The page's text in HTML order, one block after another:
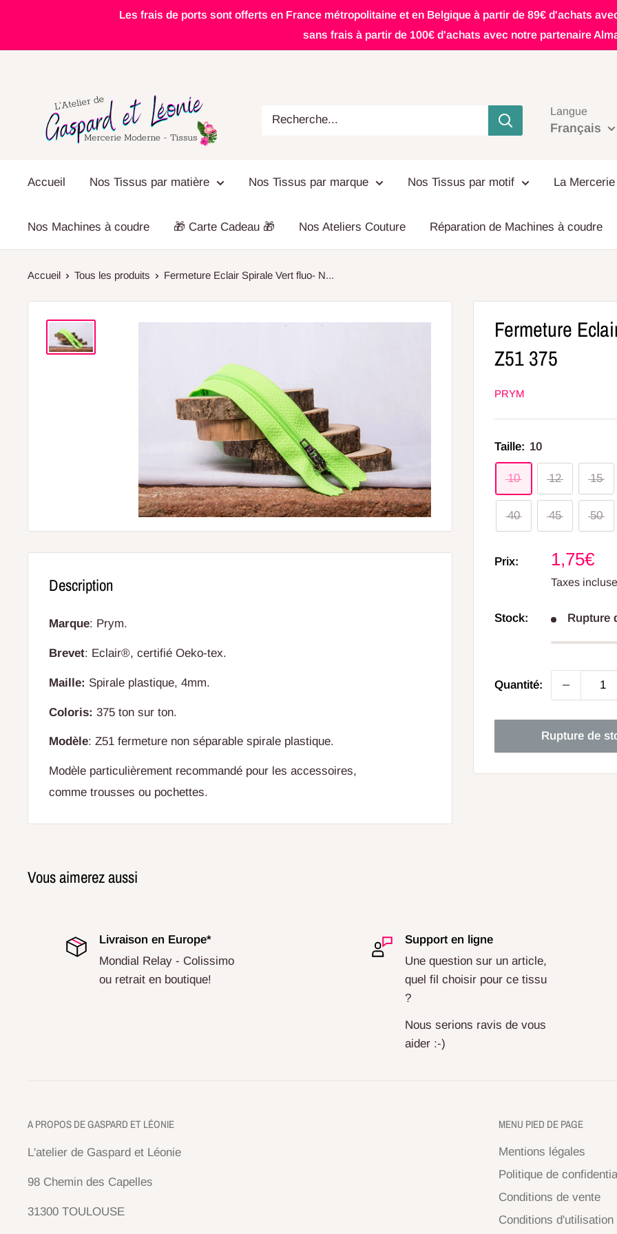
contenu
Les frais de ports sont offerts en France métropolitaine et en Belgique à partir de 89€ d'achats
sans frais à partir de 100€ d'achats avec notre partenaire
L'atelier
Léonie
Langue
Français
Accueil Nos Tissus par matière Nos Tissus par marque Nos Tissus par motif La Mercerie
Nos Machines à coudre 🎁 Carte Cadeau 🎁 Nos Ateliers Couture Réparation de Machines à coudre
Accueil Tous les produits Fermeture Eclair Spirale Vert fluo- N...
Fermeture
Z51 375
PRYM
Taille: 10
10 12 15
40 45 50
Prix:
Prix
réduit
1,75€
Taxes
Stock: Rupture
Quantité:
Rupture de
Description
Marque: Prym.
Brevet: Eclair®, certifié Oeko-tex.
Maille: Spirale plastique, 4mm.
Coloris: 375 ton sur ton.
Modèle: Z51 fermeture non séparable spirale plastique.
Modèle particulièrement recommandé pour les accessoires,
comme trousses ou pochettes.
Vous aimerez aussi
Livraison en Europe*
Mondial Relay - Colissimo
ou retrait en boutique!
Support en ligne
Une question sur un article,
quel fil choisir pour ce tissu
?
Nous serions ravis de vous
aider :-)
A PROPOS DE GASPARD ET LÉONIE
L'atelier de Gaspard et Léonie
98 Chemin des Capelles
31300 TOULOUSE
MENU PIED DE PAGE
Mentions légales
Politique de
Conditions de vente
Conditions d'utilisation